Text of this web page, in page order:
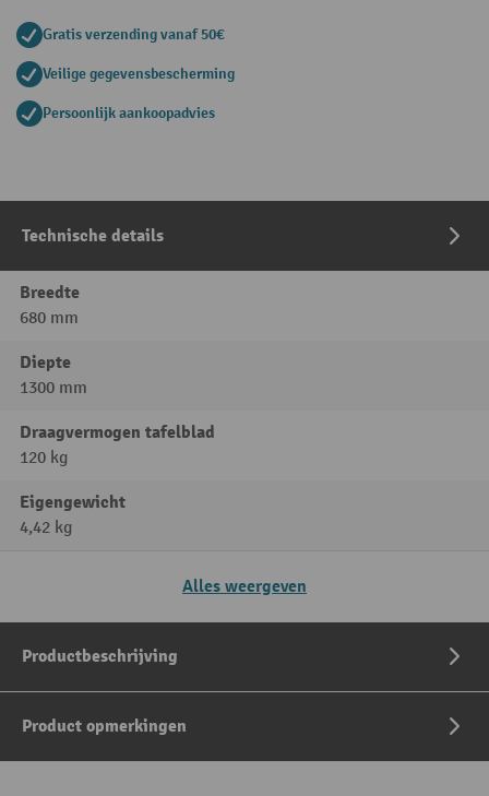
Gratis verzending vanaf 50€
Veilige gegevensbescherming
Persoonlijk aankoopadvies
Technische details
Breedte
680 mm
Diepte
1300 mm
Draagvermogen tafelblad
120 kg
Eigengewicht
4,42 kg
Alles weergeven
Productbeschrijving
Product opmerkingen